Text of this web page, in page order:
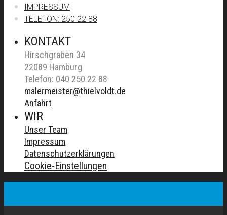
IMPRESSUM
TELEFON: 250 22 88
KONTAKT
Hirschgraben 34
22089 Hamburg
Telefon: 040 250 22 88
malermeister@thielvoldt.de
Anfahrt
WIR
Unser Team
Impressum
Datenschutzerklärungen
Cookie-Einstellungen